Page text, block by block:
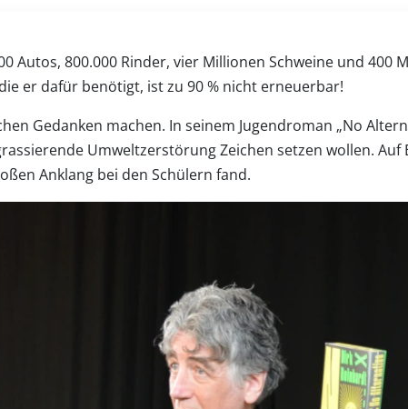
800.000 Rinder, vier Millionen Schweine und 400
er dafür benötigt, ist zu 90 % nicht erneuerbar!
Gedanken machen. In seinem Jugendroman „No
Umweltzerstörung Zeichen setzen wollen.
Anklang bei den Schülern fand.